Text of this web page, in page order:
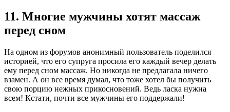
11. Многие мужчины хотят массаж
перед сном
На одном из форумов анонимный пользователь поделился
историей, что его супруга просила его каждый вечер делать
ему перед сном массаж. Но никогда не предлагала ничего
взамен. А он все время думал, что тоже хотел бы получить
свою порцию нежных прикосновений. Ведь ласка нужна
всем! Кстати, почти все мужчины его поддержали!